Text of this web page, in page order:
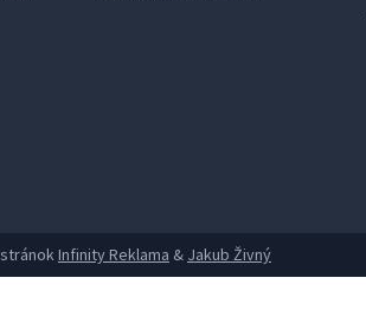
Infinity Reklama & Jakub Živný